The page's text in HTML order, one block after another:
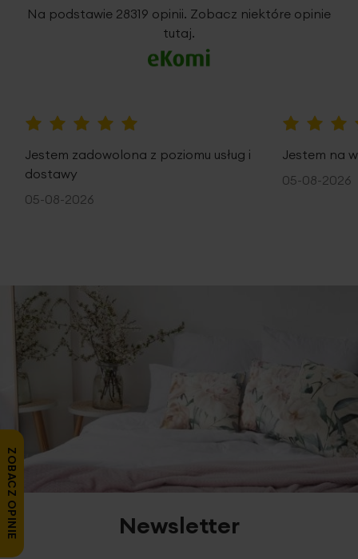
Na podstawie 28319 opinii. Zobacz niektóre opinie
tutaj.
Jestem zadowolona z poziomu usług i
dostawy
05-08-2026
Jestem na
05-08-2026
Newsletter
ZOBACZ OPINIE